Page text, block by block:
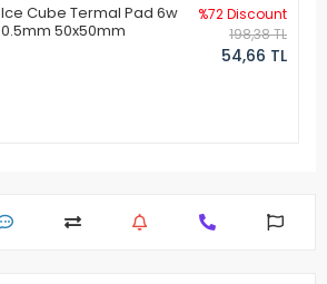
Ice Cube Termal Pad 6w
0.5mm 50x50mm
%72 Discount
198,38 TL
54,66 TL